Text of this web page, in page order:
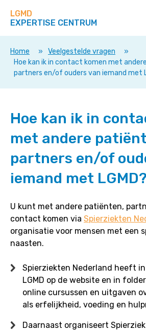
direct
op
deze
LGMD
EXPERTISE CENTRUM
Home » Veelgestelde vragen
»
Hoe kan ik in contact komen met
partners en/of ouders van iemand met
kan
in
contact
komen
met
patiënten,
partners
en/of
ouders
iemand
met
LGMD?
Hoe kan ik in
met andere
partners en/of
iemand met LGMD?
U kunt met andere patiënten,
contact komen via Spierziekten
organisatie voor mensen met een
naasten.
Spierziekten Nederland heeft
LGMD op de website en in
online cursussen en uitgaven
als erfelijkheid, voeding en
Daarnaast organiseert